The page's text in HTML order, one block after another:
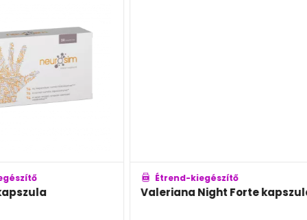
Étrend-kiegészítő
Valeriana Night Forte kapszula